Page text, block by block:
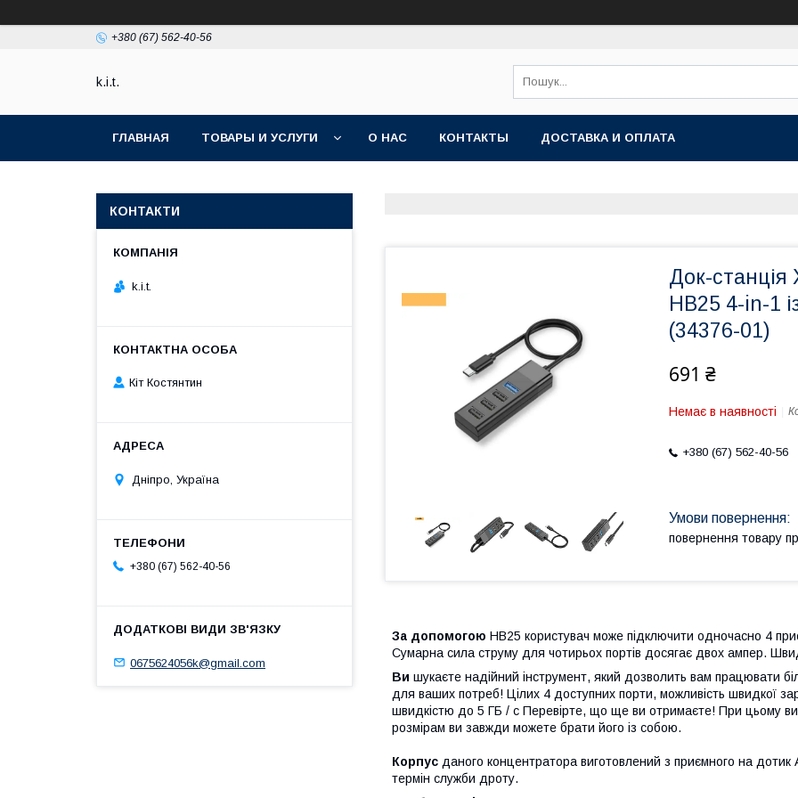
+380 (67) 562-40-56
k.i.t.
ГЛАВНАЯ ТОВАРЫ И УСЛУГИ О НАС КОНТАКТЫ ДОСТАВКА И ОПЛАТА
Док-станція
HB25 4-in-1
(34376-01)
691 ₴
Немає в наявності
+380 (67) 562-40-56
повернення товару
За допомогою HB25 користувач може підключити одночасно 4
Сумарна сила струму для чотирьох портів досягає двох ампер.
Ви шукаєте надійний інструмент, який дозволить вам працювати
для ваших потреб! Цілих 4 доступних порти, можливість швидкої
швидкістю до 5 ГБ / с Перевірте, що ще ви отримаєте! При цьому
розмірам ви завжди можете брати його із собою.
Корпус даного концентратора виготовлений з приємного на дотик
термін служби дроту.
КОНТАКТИ
k.i.t.
Кіт Костянтин
Дніпро, Україна
+380 (67) 562-40-56
0675624056k@gmail.com